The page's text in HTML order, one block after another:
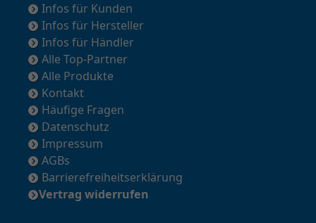
Infos für Kunden
Infos für Hersteller
Infos für Händler
Alle Top-Partner
Alle Produkte
Kontakt
Häufige Fragen
Datenschutz
Impressum
AGBs
Barrierefreiheitserklärung
Vertrag widerrufen